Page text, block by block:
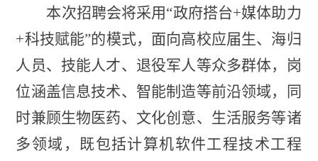
本次招聘会将采用 “政府搭台+媒体助力
+科技赋能”的模式， 面向高校应届生、海归
人员、技能人才、退役军人等众多群体，岗
位涵盖信息技术、智能制造等前沿领域，同
时兼顾生物医药、文化创意、生活服务等诸
多领域，既包括计算机软件工程技术工程